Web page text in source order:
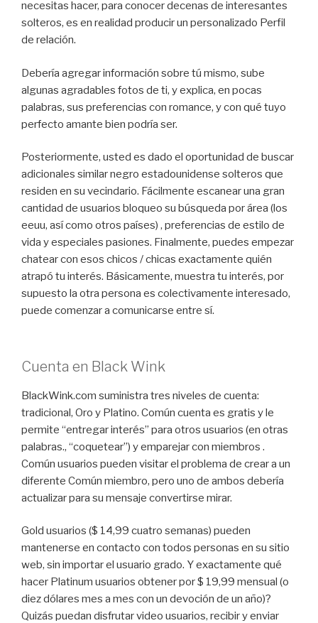
necesitas hacer, para conocer decenas de interesantes
solteros, es en realidad producir un personalizado Perfil
de relación.
Debería agregar información sobre tú mismo, sube
algunas agradables fotos de ti, y explica, en pocas
palabras, sus preferencias con romance, y con qué tuyo
perfecto amante bien podría ser.
Posteriormente, usted es dado el oportunidad de buscar
adicionales similar negro estadounidense solteros que
residen en su vecindario. Fácilmente escanear una gran
cantidad de usuarios bloqueo su búsqueda por área (los
eeuu, así como otros países) , preferencias de estilo de
vida y especiales pasiones. Finalmente, puedes empezar
chatear con esos chicos / chicas exactamente quién
atrapó tu interés. Básicamente, muestra tu interés, por
supuesto la otra persona es colectivamente interesado,
puede comenzar a comunicarse entre sí.
Cuenta en Black Wink
BlackWink.com suministra tres niveles de cuenta:
tradicional, Oro y Platino. Común cuenta es gratis y le
permite “entregar interés” para otros usuarios (en otras
palabras., “coquetear”) y emparejar con miembros .
Común usuarios pueden visitar el problema de crear a un
diferente Común miembro, pero uno de ambos debería
actualizar para su mensaje convertirse mirar.
Gold usuarios ($ 14,99 cuatro semanas) pueden
mantenerse en contacto con todos personas en su sitio
web, sin importar el usuario grado. Y exactamente qué
hacer Platinum usuarios obtener por $ 19,99 mensual (o
diez dólares mes a mes con un devoción de un año)?
Quizás puedan disfrutar video usuarios, recibir y enviar